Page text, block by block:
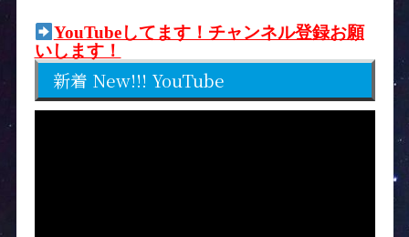
YouTubeしてます！チャンネル登録お願
いします！
新着 New!!! YouTube